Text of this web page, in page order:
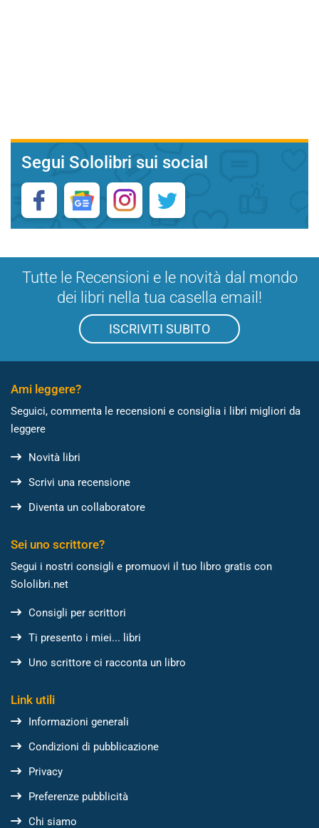
Segui Sololibri sui social
Tutte le Recensioni e le novità dal mondo
dei libri nella tua casella email!
ISCRIVITI SUBITO
Ami leggere?
Seguici, commenta le recensioni e consiglia i libri migliori da
leggere
Novità libri
Scrivi una recensione
Diventa un collaboratore
Sei uno scrittore?
Segui i nostri consigli e promuovi il tuo libro gratis con
Sololibri.net
Consigli per scrittori
Ti presento i miei... libri
Uno scrittore ci racconta un libro
Link utili
Informazioni generali
Condizioni di pubblicazione
Privacy
Preferenze pubblicità
Chi siamo